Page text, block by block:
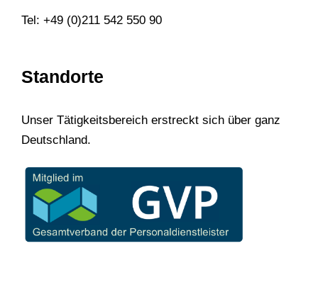
Tel: +49 (0)211 542 550 90
Standorte
Unser Tätigkeitsbereich erstreckt sich über ganz
Deutschland.